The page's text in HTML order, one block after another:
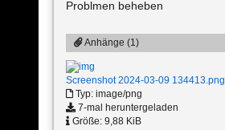
Problmen beheben
Anhänge (1)
Screenshot 2024-03-09 134413.png
Typ: image/png
7-mal heruntergeladen
Größe: 9,88 KiB